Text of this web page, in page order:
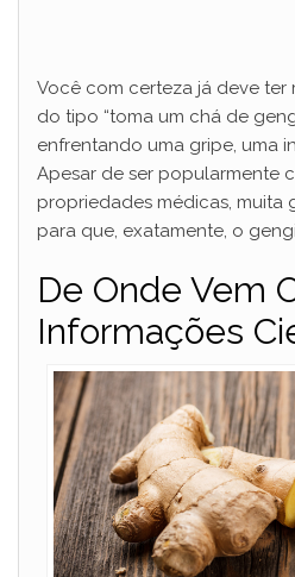
Você com certeza já deve
do tipo “toma um chá de
enfrentando uma gripe, uma
Apesar de ser popularmente
propriedades médicas, muita
para que, exatamente, o
De Onde Vem
Informações